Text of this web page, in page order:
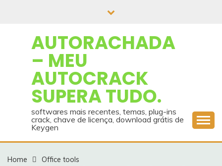
AUTORACHADA
– MEU
AUTOCRACK
SUPERA TUDO.
softwares mais recentes, temas, plug-ins
crack, chave de licença, download grátis de
Keygen
Home
Office tools